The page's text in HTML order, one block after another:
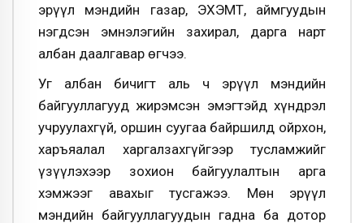
эрүүл мэндийн газар, ЭХЭМҮТ, аймгуудын
нэгдсэн эмнэлэгийн захирал, дарга нарт
албан даалгавар өгчээ.
Уг албан бичигт аль ч эрүүл мэндийн
байгууллагууд жирэмсэн эмэгтэйд хүндрэл
учруулахгүй, оршин суугаа байршилд ойрхон,
харъяалал харгалзахгүйгээр тусламжийг
үзүүлэхээр зохион байгуулалтын арга
хэмжээг авахыг тусгажээ. Мөн эрүүл
мэндийн байгууллагуудын гадна ба дотор